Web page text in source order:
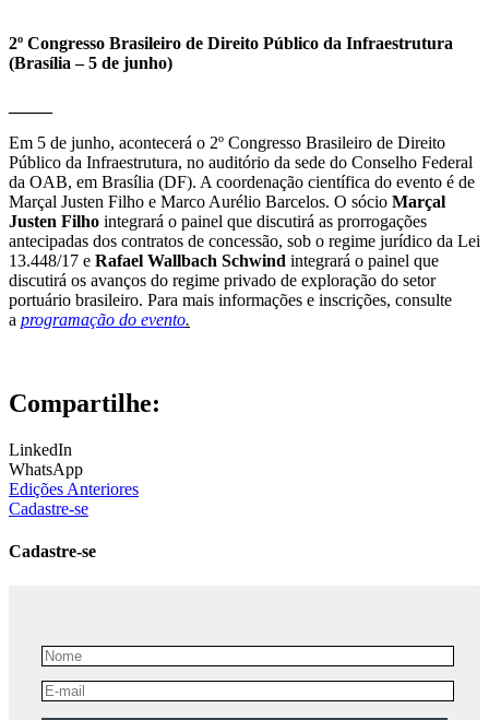
2º Congresso Brasileiro de Direito Público da Infraestrutura
(Brasília – 5 de junho)
Em 5 de junho, acontecerá o 2º Congresso Brasileiro de Direito
Público da Infraestrutura, no auditório da sede do Conselho Federal
da OAB, em Brasília (DF). A coordenação científica do evento é de
Marçal Justen Filho e Marco Aurélio Barcelos. O sócio Marçal
Justen Filho integrará o painel que discutirá as prorrogações
antecipadas dos contratos de concessão, sob o regime jurídico da Lei
13.448/17 e Rafael Wallbach Schwind integrará o painel que
discutirá os avanços do regime privado de exploração do setor
portuário brasileiro. Para mais informações e inscrições, consulte
a programação do evento.
Compartilhe:
LinkedIn
WhatsApp
Edições Anteriores
Cadastre-se
Cadastre-se